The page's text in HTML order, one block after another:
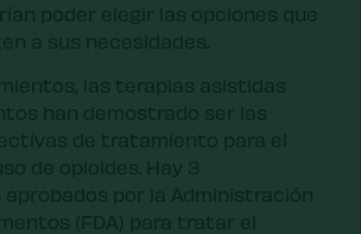
poder elegir las opciones que
a sus necesidades.
las terapias asistidas
han demostrado ser las
de tratamiento para el
de opioides. Hay 3
aprobados por la Administración
(FDA) para tratar el